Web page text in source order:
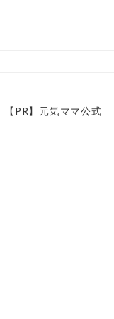
【PR】元気ママ公式